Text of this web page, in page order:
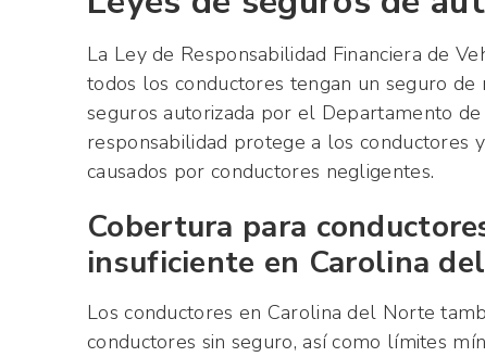
La Ley de Responsabilidad Financiera de
todos los conductores tengan un seguro
seguros autorizada por el Departamento
responsabilidad protege a los conductores
causados por conductores negligentes.
Cobertura para
insuficiente en Carolina
Los conductores en Carolina del Norte
conductores sin seguro, así como límites